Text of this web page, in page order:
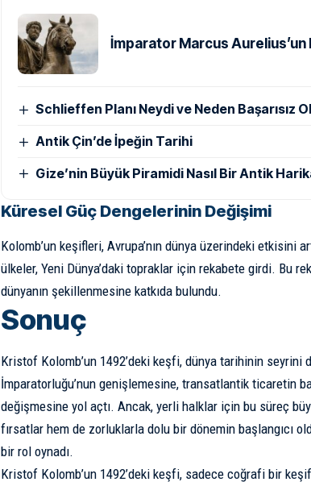
İmparator Marcus Aurelius’un
Schlieffen Planı Neydi ve Neden Başarısız
Antik Çin’de İpeğin Tarihi
Gize’nin Büyük Piramidi Nasıl Bir Antik
Küresel Güç Dengelerinin Değişimi
Kolomb’un keşifleri, Avrupa’nın dünya üzerindeki etkisini
ülkeler, Yeni Dünya’daki topraklar için rekabete girdi. Bu
dünyanın şekillenmesine katkıda bulundu.
Sonuç
Kristof Kolomb’un 1492’deki keşfi, dünya tarihinin seyrini
İmparatorluğu’nun genişlemesine, transatlantik ticaretin
değişmesine yol açtı. Ancak, yerli halklar için bu süreç
fırsatlar hem de zorluklarla dolu bir dönemin başlangıcı
bir rol oynadı.
Kristof Kolomb’un 1492’deki keşfi, sadece coğrafi bir